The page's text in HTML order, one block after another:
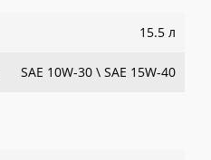
15.5 л
SAE 10W-30 \ SAE 15W-40